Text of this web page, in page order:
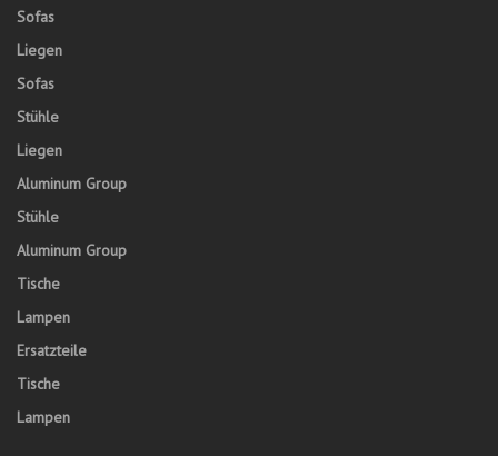
Sofas
Liegen
Sofas
Stühle
Liegen
Aluminum Group
Stühle
Aluminum Group
Tische
Lampen
Ersatzteile
Tische
Lampen